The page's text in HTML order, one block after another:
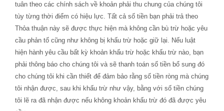
tuân theo các chính sách về khoản phải thu chung của chúng tôi
tùy từng thời điểm có hiệu lực. Tất cả số tiền bạn phải trả theo
Thỏa thuận này sẽ được thực hiện mà không cần bù trừ hoặc yêu
cầu phản tố cũng như không bị khấu trừ hoặc giữ lại. Nếu luật
hiện hành yêu cầu bất kỳ khoản khấu trừ hoặc khấu trừ nào, bạn
phải thông báo cho chúng tôi và sẽ thanh toán số tiền bổ sung đó
cho chúng tôi khi cần thiết để đảm bảo rằng số tiền ròng mà chúng
tôi nhận được, sau khi khấu trừ như vậy, bằng với số tiền chúng
tôi lẽ ra đã nhận được nếu không khoản khấu trừ đó đã được yêu